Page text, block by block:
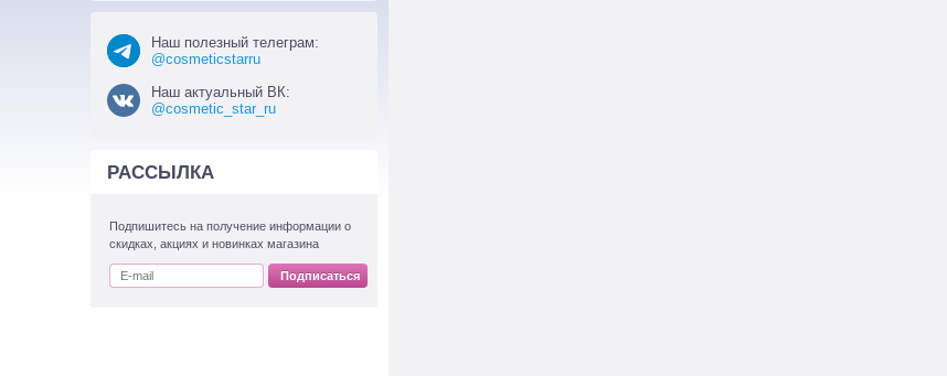
Наш полезный телеграм:
@cosmeticstarru
Наш актуальный ВК:
@cosmetic_star_ru
РАССЫЛКА
Подпишитесь на получение информации о
скидках, акциях и новинках магазина
Подписаться